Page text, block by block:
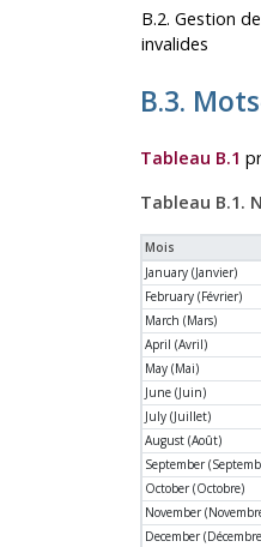
B.2. Gestion
invalides
B.3.
Tableau B.1
Tableau B.1.
Mois
January (Janvier)
February (Février)
March (Mars)
April (Avril)
May (Mai)
June (Juin)
July (Juillet)
August (Août)
September
October (Octobre)
November
December